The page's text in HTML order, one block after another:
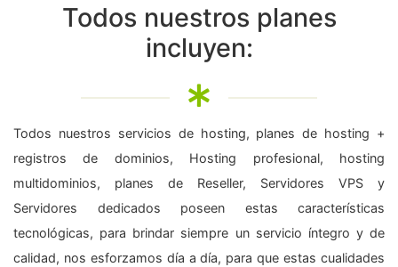
Todos nuestros planes
incluyen:
Todos nuestros servicios de hosting, planes de hosting +
registros de dominios, Hosting profesional, hosting
multidominios, planes de Reseller, Servidores VPS y
Servidores dedicados poseen estas características
tecnológicas, para brindar siempre un servicio íntegro y de
calidad, nos esforzamos día a día, para que estas cualidades